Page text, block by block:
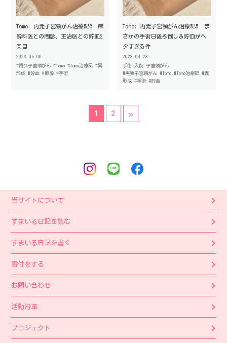
2023.05.06
Tomo: 再発子宮頸がん治療記6 麻
酔科医との問診、主治医との貯血2
回目
#再発子宮頸がん #Tomo #Tomo治療記 #異
形成 #貯血 #麻酔 #手術
2023.04.23
Tomo: 再発子宮頸がん治療記5 ま
さかの手術日後ろ倒し＆貯血がヘ
タすぎる件
手術 入院 子宮頸がん
#再発子宮頸がん #Tomo #Tomo治療記 #異
形成 #手術 #貯血
1 2 »
当サイトについて
すまいる日記を読む
すまいる日記を書く
寄付をする
お問い合わせ
活動沿革
プロジェクト